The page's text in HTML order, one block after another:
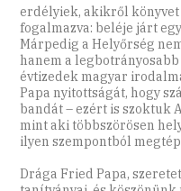
erdélyiek, akikről
fogalmazva: beléje járt
Márpedig a Helyőrség
hanem a
évtizedek magyar
Papa nyitottságát, hogy
bandát – ezért is szoktuk
mint aki többszörösen
ilyen szempontból
Drága Fried Papa,